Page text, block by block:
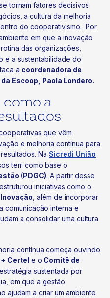
tornam fatores decisivos
a cultura da melhoria
do cooperativismo. Por
em que a inovação
das organizações,
e a sustentabilidade do
a coordenadora de
Escoop, Paola Londero.
como a
que vêm
e melhoria contínua para
Na Sicredi União
tem como base o
(PDGC). A partir desse
iniciativas como o
, além de incorporar
comunicação interna e
a consolidar uma cultura
contínua começa ouvindo
Certel e o Comitê de
sustentada por
em que a gestão
ajudam a criar um ambiente